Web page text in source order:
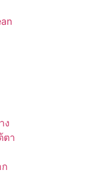
ง
ตา